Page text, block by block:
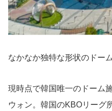
なかなか独特な形状のドーム
現時点で韓国唯一のドーム
ウォン。韓国のKBOリーグ